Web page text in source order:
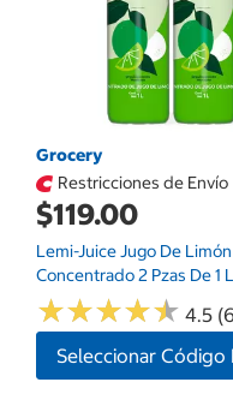
Grocery
Restricciones de Envío
$119.00
Lemi-Juice Jugo De Limón
Concentrado 2 Pzas De 1 L
★★★★★
★★★★★ 4.5
Seleccionar Código